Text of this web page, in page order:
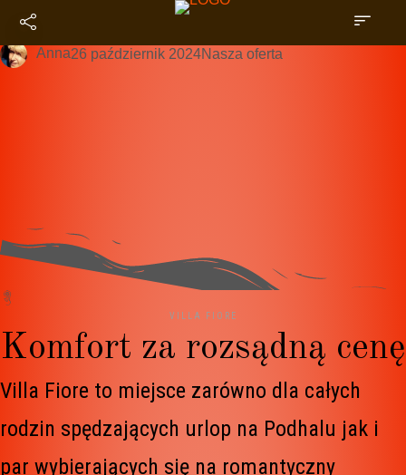
Nasze pokoje
Anna26 październik 2024Nasza oferta
VILLA FIORE
Komfort za rozsądną cenę
Villa Fiore to miejsce zarówno dla całych
rodzin spędzających urlop na Podhalu jak i
par wybierających się na romantyczny